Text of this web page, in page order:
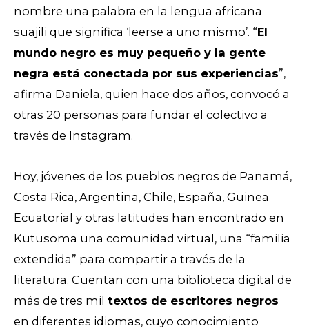
nombre una palabra en la lengua africana
suajili que significa ‘leerse a uno mismo’. “El
mundo negro es muy pequeño y la gente
negra está conectada por sus experiencias”,
afirma Daniela, quien hace dos años, convocó a
otras 20 personas para fundar el colectivo a
través de Instagram.
Hoy, jóvenes de los pueblos negros de Panamá,
Costa Rica, Argentina, Chile, España, Guinea
Ecuatorial y otras latitudes han encontrado en
Kutusoma una comunidad virtual, una “familia
extendida” para compartir a través de la
literatura. Cuentan con una biblioteca digital de
más de tres mil textos de escritores negros
en diferentes idiomas, cuyo conocimiento